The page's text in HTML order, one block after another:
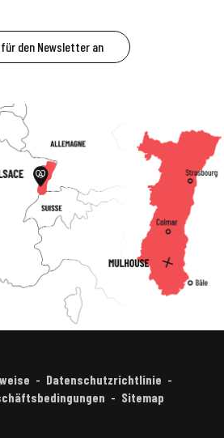
den Newsletter an
Datenschutzrichtlinie
Sitemap